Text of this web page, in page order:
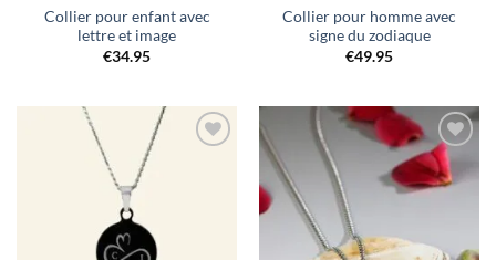
Collier pour enfant avec
lettre et image
€34.95
Collier pour homme avec
signe du zodiaque
€49.95
Ajouter
à la liste
de